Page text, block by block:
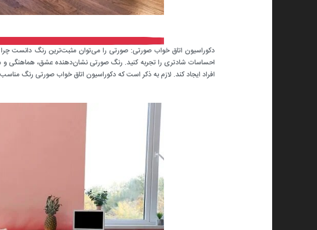
دکوراسیون اتاق خواب صورتی: صورتی را می‌توان مثبت‌ترین رنگ دانست
احساسات شادتری را تجربه کنید. رنگ صورتی نشان‌دهنده عشق، هماهنگی و
افراد ایجاد کند. لازم به ذکر است کهدکوراسیون اتاق خواب صورتی رنگ مناسب رنج سنی